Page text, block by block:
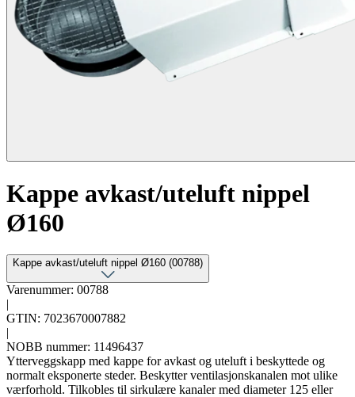
Kappe avkast/uteluft nippel
Ø160
Kappe avkast/uteluft nippel Ø160 (00788)
Varenummer: 00788
|
GTIN: 7023670007882
|
NOBB nummer: 11496437
Ytterveggskapp med kappe for avkast og uteluft i beskyttede og
normalt eksponerte steder. Beskytter ventilasjonskanalen mot ulike
værforhold. Tilkobles til sirkulære kanaler med diameter 125 eller